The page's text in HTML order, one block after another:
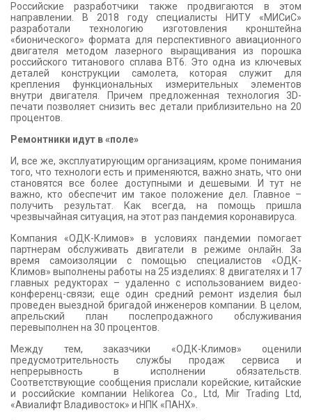
Российские разработчики также продвигаются в этом
направлении. В 2018 году специалисты НИТУ «МИСиС»
разработали технологию изготовления кронштейна
«бионического» формата для перспективного авиационного
двигателя методом лазерного выращивания из порошка
российского титанового сплава ВТ6. Это одна из ключевых
деталей конструкции самолета, которая служит для
крепления функциональных измерительных элементов
внутри двигателя. Причем предложенная технология 3D-
печати позволяет снизить вес детали приблизительно на 20
процентов.
Ремонтники идут в «поле»
И, все же, эксплуатирующим организациям, кроме понимания
того, что технологи есть и применяются, важно знать, что они
становятся все более доступными и дешевыми. И тут не
важно, кто обеспечит им такое положение дел. Главное –
получить результат. Как всегда, на помощь пришла
чрезвычайная ситуация, на этот раз пандемия коронавируса.
Компания «ОДК-Климов» в условиях пандемии помогает
партнерам обслуживать двигатели в режиме онлайн. За
время самоизоляции с помощью специалистов «ОДК-
Климов» выполнены работы на 25 изделиях: 8 двигателях и 17
главных редукторах – удаленно с использованием видео-
конференц-связи; еще один средний ремонт изделия был
проведен выездной бригадой инженеров компании. В целом,
апрельский план послепродажного обслуживания
перевыполнен на 30 процентов.
Между тем, заказчики «ОДК-Климов» оценили
предусмотрительность службы продаж сервиса и
непрерывность в исполнении обязательств.
Соответствующие сообщения прислали корейские, китайские
и российские компании Helikorea Co., Ltd, Mir Trading Ltd,
«Авиалифт Владивосток» и НПК «ПАНХ».